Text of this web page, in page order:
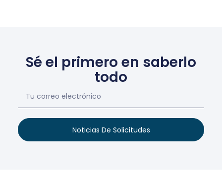
Sé el primero en saberlo
todo
Noticias De Solicitudes